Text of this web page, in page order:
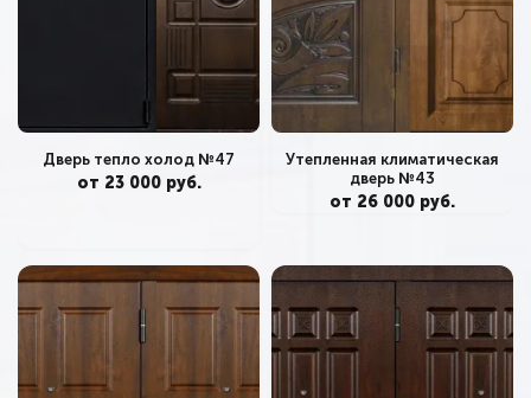
Дверь тепло холод №47
от 23 000 руб.
Утепленная климатическая
дверь №43
от 26 000 руб.